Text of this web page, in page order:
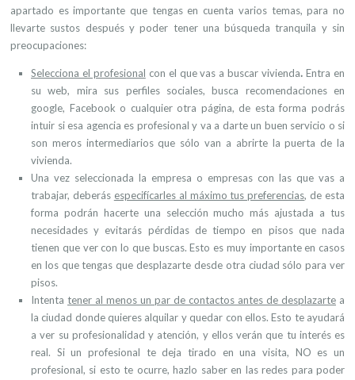
apartado es importante que tengas en cuenta varios temas, para no
llevarte sustos después y poder tener una búsqueda tranquila y sin
preocupaciones:
Selecciona el profesional con el que vas a buscar vivienda. Entra en
su web, mira sus perfiles sociales, busca recomendaciones en
google, Facebook o cualquier otra página, de esta forma podrás
intuir si esa agencia es profesional y va a darte un buen servicio o si
son meros intermediarios que sólo van a abrirte la puerta de la
vivienda.
Una vez seleccionada la empresa o empresas con las que vas a
trabajar, deberás especifícarles al máximo tus preferencias, de esta
forma podrán hacerte una selección mucho más ajustada a tus
necesidades y evitarás pérdidas de tiempo en pisos que nada
tienen que ver con lo que buscas. Esto es muy importante en casos
en los que tengas que desplazarte desde otra ciudad sólo para ver
pisos.
Intenta tener al menos un par de contactos antes de desplazarte a
la ciudad donde quieres alquilar y quedar con ellos. Esto te ayudará
a ver su profesionalidad y atención, y ellos verán que tu interés es
real. Si un profesional te deja tirado en una visita, NO es un
profesional, si esto te ocurre, hazlo saber en las redes para poder